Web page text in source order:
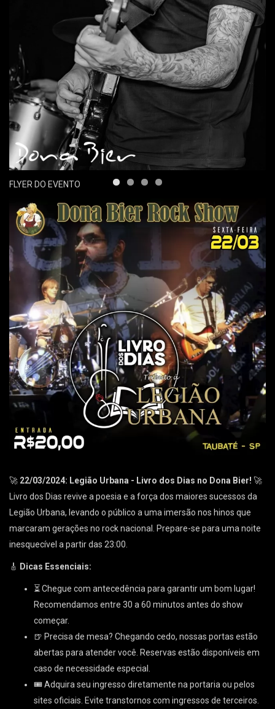
FLYER DO EVENTO
🚀 22/03/2024: Legião Urbana - Livro dos Dias no Dona Bier! 🚀
Livro dos Dias revive a poesia e a força dos maiores sucessos da
Legião Urbana, levando o público a uma imersão nos hinos que
marcaram gerações no rock nacional. Prepare-se para uma noite
inesquecível a partir das 23:00.
🎸 Dicas Essenciais:
⏳ Chegue com antecedência para garantir um bom lugar!
Recomendamos entre 30 a 60 minutos antes do show
começar.
🍺 Precisa de mesa? Chegando cedo, nossas portas estão
abertas para atender você. Reservas estão disponíveis em
caso de necessidade especial.
🎟 Adquira seu ingresso diretamente na portaria ou pelos
sites oficiais. Evite transtornos com ingressos de terceiros.